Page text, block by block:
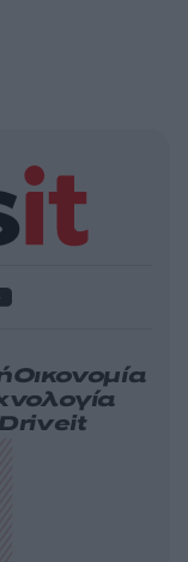
Οικονομία
Driveit